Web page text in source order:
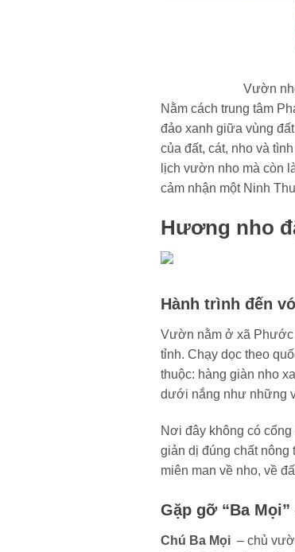
Vườn
Nằm cách trung tâm
đảo xanh giữa vùng
của đất, cát, nho và
lịch vườn nho mà còn
cảm nhận một Ninh
Hương nho
Hành trình đến
Vườn nằm ở xã Phước
tỉnh. Chạy dọc theo
thuộc: hàng giàn nho
dưới nắng như những
Nơi đây không có
giản dị đúng chất nông
miên man về nho, về
Gặp gỡ “Ba
Chú Ba Mọi – chủ